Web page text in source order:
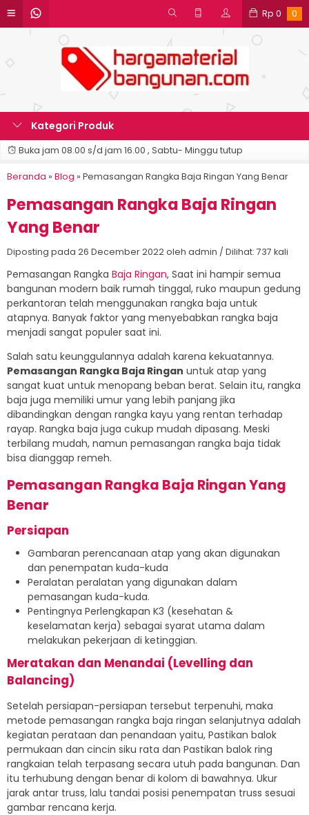
Rp 0 0
Kategori Produk
Buka jam 08.00 s/d jam 16.00 , Sabtu- Minggu tutup
Beranda » Blog » Pemasangan Rangka Baja Ringan Yang Benar
Pemasangan Rangka Baja Ringan
Yang Benar
Diposting pada 26 December 2022 oleh admin / Dilihat: 737 kali
Pemasangan Rangka Baja Ringan, Saat ini hampir semua
bangunan modern baik rumah tinggal, ruko maupun gedung
perkantoran telah menggunakan rangka baja untuk
atapnya. Banyak faktor yang menyebabkan rangka baja
menjadi sangat populer saat ini.
Salah satu keunggulannya adalah karena kekuatannya.
Pemasangan Rangka Baja Ringan untuk atap yang
sangat kuat untuk menopang beban berat. Selain itu, rangka
baja juga memiliki umur yang lebih panjang jika
dibandingkan dengan rangka kayu yang rentan terhadap
rayap. Rangka baja juga cukup mudah dipasang. Meski
terbilang mudah, namun pemasangan rangka baja tidak
bisa dianggap remeh.
Pemasangan Rangka Baja Ringan Yang
Benar
Persiapan
Gambaran perencanaan atap yang akan digunakan
dan penempatan kuda-kuda
Peralatan peralatan yang digunakan dalam
pemasangan kuda-kuda.
Pentingnya Perlengkapan K3 (kesehatan &
keselamatan kerja) sebagai syarat utama dalam
melakukan pekerjaan di ketinggian.
Meratakan dan Menandai (Levelling dan
Balancing)
Setelah persiapan-persiapan tersebut terpenuhi, maka
metode pemasangan rangka baja ringan selanjutnya adalah
kegiatan perataan dan penandaan yaitu, Pastikan balok
permukaan dan cincin siku rata dan Pastikan balok ring
rangkaian telah terpasang secara utuh pada bangunan. Dan
itu terhubung dengan benar di kolom di bawahnya. Ukur
jarak antar truss, lalu tandai posisi penempatan truss sesuai
gambar rencana kerja.